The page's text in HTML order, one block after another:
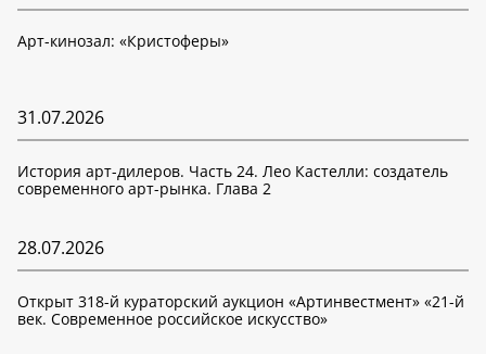
Арт-кинозал: «Кристоферы»
31.07.2026
История арт-дилеров. Часть 24. Лео Кастелли: создатель
современного арт-рынка. Глава 2
28.07.2026
Открыт 318-й кураторский аукцион «Артинвестмент» «21-й
век. Современное российское искусство»